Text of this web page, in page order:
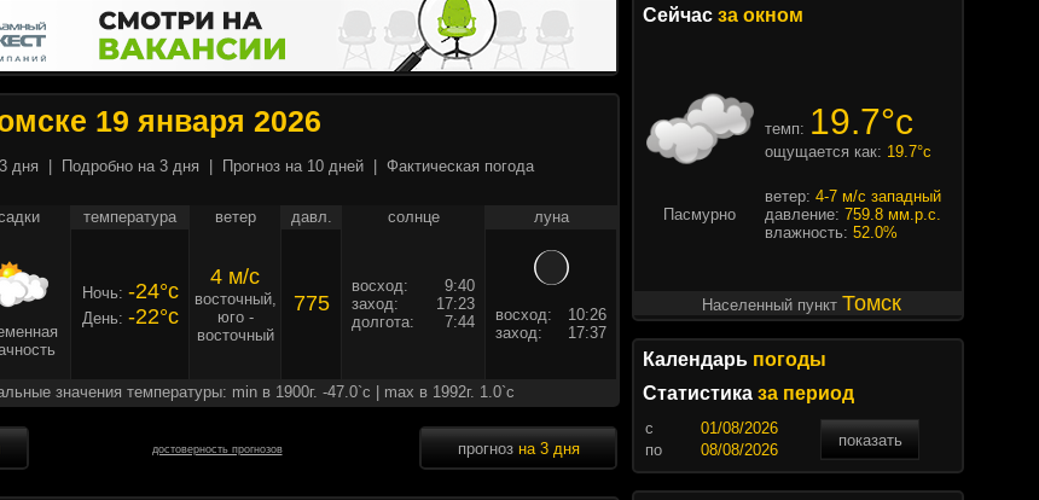
19 января 2026
дня Подробно на 3 дня Прогноз на 10 дней Фактическая погода
температура ветер давл. солнце луна
Ночь: -24°c
День: -22°c
4 м/c
восточный,
юго -
восточный
775
восход:
9:40
заход:
17:23
долгота:
7:44 восход:
10:26
заход:
17:37
значения температуры: min в 1900г. -47.0`c | max в 1992г. 1.0`c
достоверность прогнозов прогноз на 3 дня
Сейчас за окном
темп: 19.7°c
ощущается как: 19.7°c
Пасмурно
ветер: 4-7 м/с западный
давление: 759.8 мм.р.с.
влажность: 52.0%
Населенный пункт Томск
Календарь погоды
Статистика за период
c
показать
по